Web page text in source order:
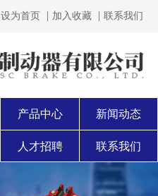
设为首页 加入收藏 联系我们
产品中心 新闻动态
人才招聘 联系我们